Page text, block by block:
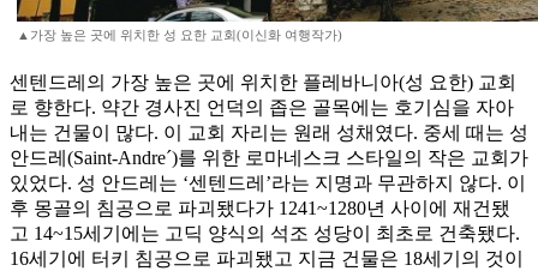
▲가장 높은 곳에 위치한 성 요한 교회(이신화 여행작가)
센텐드레의 가장 높은 곳에 위치한 플레바니아(성 요한) 교회
로 향한다. 약간 경사진 언덕의 좁은 골목에는 호기심을 자아
내는 건물이 많다. 이 교회 자리는 원래 성채였다. 중세 때는 성
안드레(Saint-Andre´)를 위한 로마네스크 스타일의 작은 교회가
있었다. 성 안드레는 ‘센텐드레’라는 지명과 무관하지 않다. 이
후 몽골의 침공으로 파괴됐다가 1241~1280년 사이에 재건됐
고 14~15세기에는 고딕 양식의 석조 성당이 최초로 건축됐다.
16세기에 터키 침공으로 파괴됐고 지금 건물은 18세기의 것이